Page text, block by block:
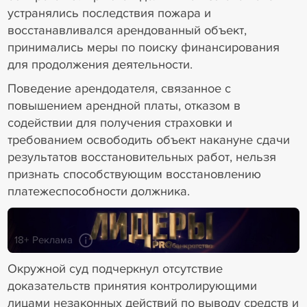
устранялись последствия пожара и
восстанавливался арендованный объект,
принимались меры по поиску финансирования
для продолжения деятельности.
Поведение арендодателя, связанное с
повышением арендной платы, отказом в
содействии для получения страховки и
требованием освободить объект накануне сдачи
результатов восстановительных работ, нельзя
признать способствующим восстановлению
платежеспособности должника.
18+ Реклама
Окружной суд подчеркнул отсутствие
доказательств принятия контролирующими
лицами незаконных действий по выводу средств и